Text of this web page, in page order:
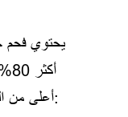
يحتوي فحم
أعلى من الفحم الخشبي. لذلك, يناسب أن يكون: